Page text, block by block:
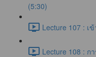
(5:30)
Lecture 107 : เ
Lecture 108 : ก